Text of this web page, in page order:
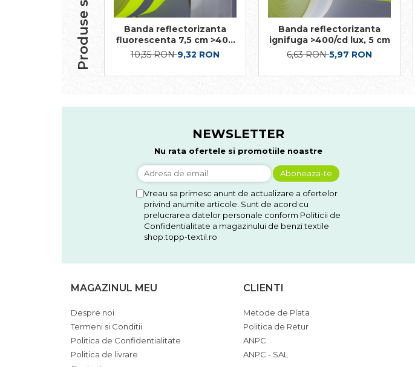
Banda reflectorizanta
fluorescenta 7,5 cm >400
cd/lux
10,35 RON9,32 RON
Banda reflectorizanta
ignifuga >400/cd lux, 5 cm
6,63 RON5,97 RON
NEWSLETTER
Nu rata ofertele si promotiile noastre
Vreau sa primesc anunt de actualizare a ofertelor
privind anumite articole. Sunt de acord cu
prelucrarea datelor personale conform Politicii de
Confidentialitate a magazinului de benzi textile
shop.topp-textil.ro
MAGAZINUL MEU
Despre noi
Termeni si Conditii
Politica de Confidentialitate
Politica de livrare
CLIENTI
Metode de Plata
Politica de Retur
ANPC
ANPC - SAL